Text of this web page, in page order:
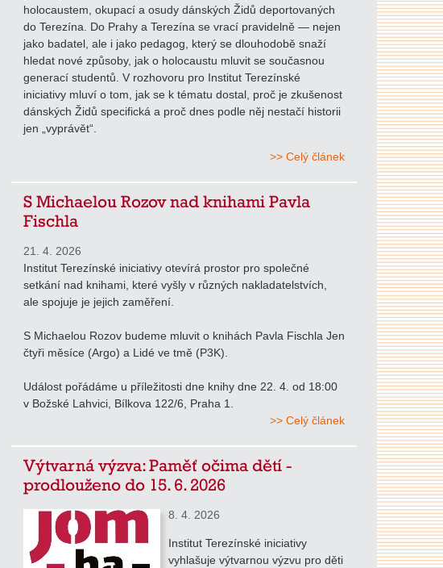
holocaustem, okupací a osudy dánských Židů deportovaných
do Terezína. Do Prahy a Terezína se vrací pravidelně — nejen
jako badatel, ale i jako pedagog, který se dlouhodobě snaží
hledat nové způsoby, jak o holocaustu mluvit se současnou
generací studentů. V rozhovoru pro Institut Terezínské
iniciativy mluví o tom, jak se k tématu dostal, proč je zkušenost
dánských Židů specifická a proč dnes podle něj nestačí historii
jen „vyprávět“.
>> Celý článek
S Michaelou Rozov nad knihami Pavla
Fischla
21. 4. 2026
Institut Terezínské iniciativy otevírá prostor pro společné
setkání nad knihami, které vyšly v různých nakladatelstvích,
ale spojuje je jejich zaměření.
S Michaelou Rozov budeme mluvit o knihách Pavla Fischla Jen
čtyři měsíce (Argo) a Lidé ve tmě (P3K).
Událost pořádáme u příležitosti dne knihy dne 22. 4. od 18:00
v Božské Lahvici, Bílkova 122/6, Praha 1.
>> Celý článek
Výtvarná výzva: Paměť očima dětí -
prodlouženo do 15. 6. 2026
8. 4. 2026
Institut Terezínské iniciativy
vyhlašuje výtvarnou výzvu pro děti